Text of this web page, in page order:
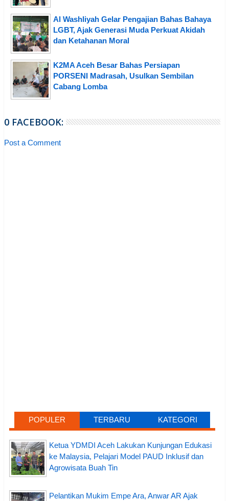
Al Washliyah Gelar Pengajian Bahas Bahaya
LGBT, Ajak Generasi Muda Perkuat Akidah
dan Ketahanan Moral
K2MA Aceh Besar Bahas Persiapan
PORSENI Madrasah, Usulkan Sembilan
Cabang Lomba
0 FACEBOOK:
Post a Comment
POPULER TERBARU KATEGORI
Ketua YDMDI Aceh Lakukan Kunjungan Edukasi
ke Malaysia, Pelajari Model PAUD Inklusif dan
Agrowisata Buah Tin
Pelantikan Mukim Empe Ara, Anwar AR Ajak